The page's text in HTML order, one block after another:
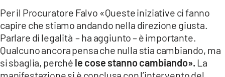
Per il Procuratore Falvo «Queste iniziative ci fanno
capire che stiamo andando nella direzione giusta.
Parlare di legalità – ha aggiunto – è importante.
Qualcuno ancora pensa che nulla stia cambiando, ma
si sbaglia, perché le cose stanno cambiando». La